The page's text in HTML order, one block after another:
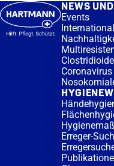
NEWS
Events
Coronavirus
Erreger-